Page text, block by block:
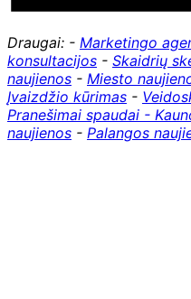
Draugai: - Marketingo
konsultacijos - Skaidrių
naujienos - Miesto
Įvaizdžio kūrimas -
Pranešimai spaudai -
naujienos - Palangos